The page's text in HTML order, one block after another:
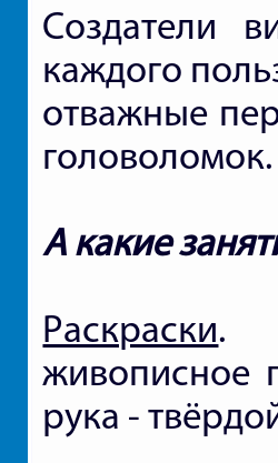
Создатели
каждого
отважные
головоломок.
А какие
Раскраски.
живописное
рука -